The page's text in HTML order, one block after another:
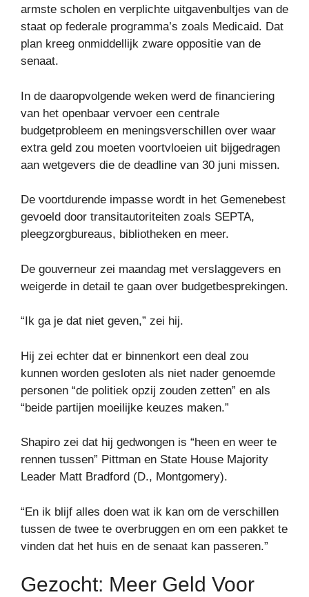
armste scholen en verplichte uitgavenbultjes van de
staat op federale programma’s zoals Medicaid. Dat
plan kreeg onmiddellijk zware oppositie van de
senaat.
In de daaropvolgende weken werd de financiering
van het openbaar vervoer een centrale
budgetprobleem en meningsverschillen over waar
extra geld zou moeten voortvloeien uit bijgedragen
aan wetgevers die de deadline van 30 juni missen.
De voortdurende impasse wordt in het Gemenebest
gevoeld door transitautoriteiten zoals SEPTA,
pleegzorgbureaus, bibliotheken en meer.
De gouverneur zei maandag met verslaggevers en
weigerde in detail te gaan over budgetbesprekingen.
“Ik ga je dat niet geven,” zei hij.
Hij zei echter dat er binnenkort een deal zou
kunnen worden gesloten als niet nader genoemde
personen “de politiek opzij zouden zetten” en als
“beide partijen moeilijke keuzes maken.”
Shapiro zei dat hij gedwongen is “heen en weer te
rennen tussen” Pittman en State House Majority
Leader Matt Bradford (D., Montgomery).
“En ik blijf alles doen wat ik kan om de verschillen
tussen de twee te overbruggen en om een ​​pakket te
vinden dat het huis en de senaat kan passeren.”
Gezocht: Meer Geld Voor